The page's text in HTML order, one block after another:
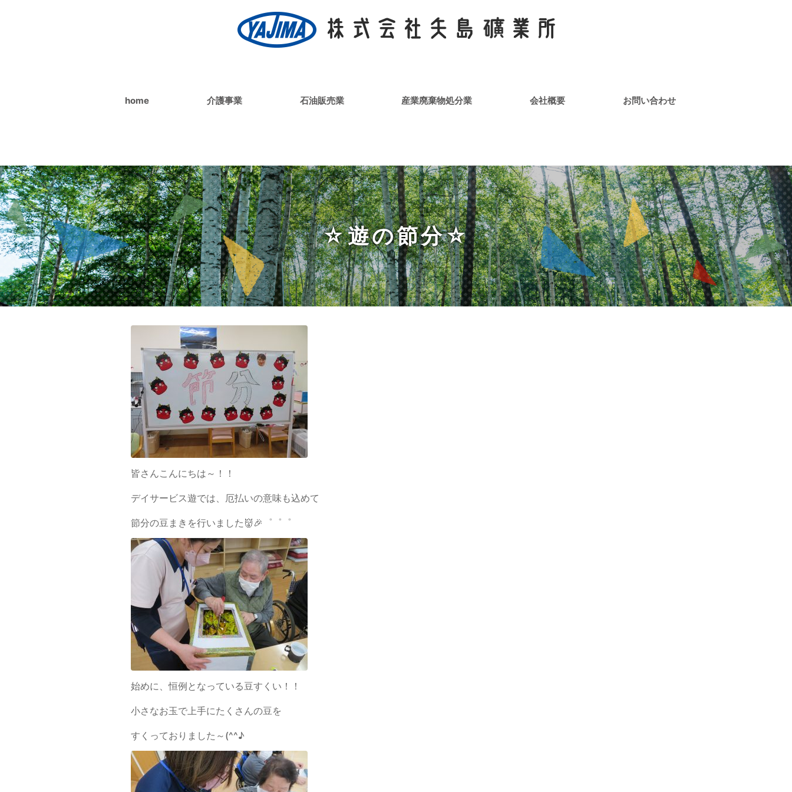
home 介護事業 石油販売業 産業廃棄物処分業 会社概要 お問い合わせ
☆遊の節分☆
2022年02月14日
皆さんこんにちは～！！
デイサービス遊では、厄払いの意味も込めて
節分の豆まきを行いました👹🎉゜゜゜
始めに、恒例となっている豆すくい！！
小さなお玉で上手にたくさんの豆を
すくっておりました～(^^♪